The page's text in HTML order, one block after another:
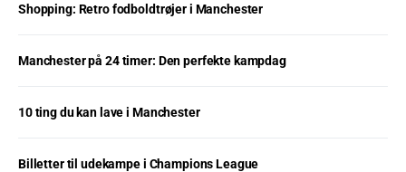
Shopping: Retro fodboldtrøjer i Manchester
Manchester på 24 timer: Den perfekte kampdag
10 ting du kan lave i Manchester
Billetter til udekampe i Champions League